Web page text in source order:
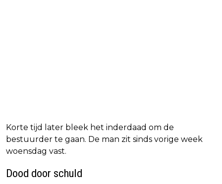
Korte tijd later bleek het inderdaad om de
bestuurder te gaan. De man zit sinds vorige week
woensdag vast.
Dood door schuld